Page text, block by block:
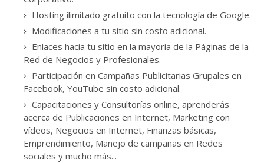
Hosting ilimitado gratuito con la tecnología de Google.
Modificaciones a tu sitio sin costo adicional.
Enlaces hacia tu sitio en la mayoría de la Páginas de la
Red de Negocios y Profesionales.
Participación en Campañas Publicitarias Grupales en
Facebook, YouTube sin costo adicional.
Capacitaciones y Consultorías online, aprenderás
acerca de Publicaciones en Internet, Marketing con
vídeos, Negocios en Internet, Finanzas básicas,
Emprendimiento, Manejo de campañas en Redes
sociales y mucho más...